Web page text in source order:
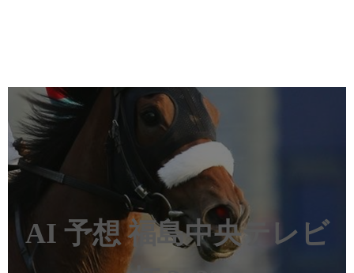
AI 予想 福島中央テレビ